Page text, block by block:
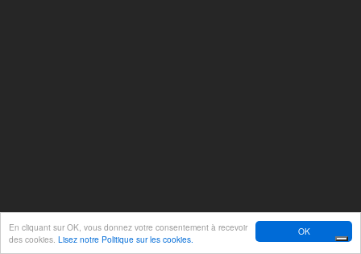
OK
En cliquant sur OK, vous donnez votre consentement à recevoir
des cookies. Lisez notre Politique sur les cookies.